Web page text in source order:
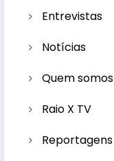
Entrevistas
Notícias
Quem somos
Raio X TV
Reportagens